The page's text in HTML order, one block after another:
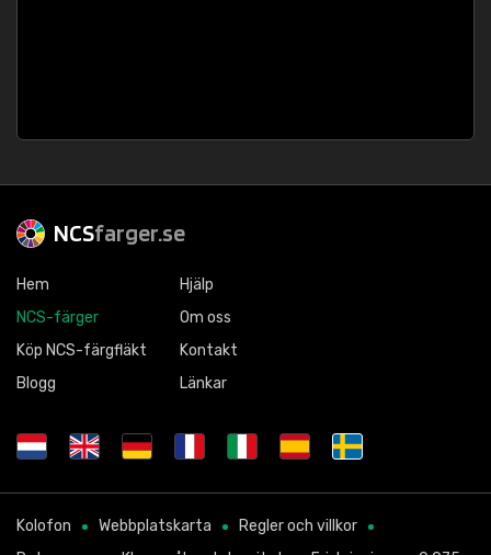
NCSfarger.se
Hem
NCS-färger
Köp NCS-färgfläkt
Blogg
Hjälp
Om oss
Kontakt
Länkar
Kolofon Webbplatskarta
Regler och villkor